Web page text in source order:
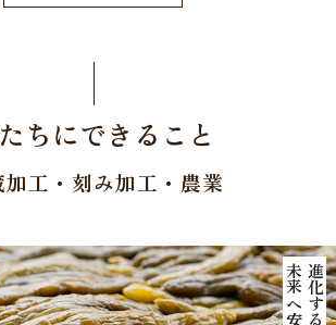
ちにできること
加工・刻み加工・農業